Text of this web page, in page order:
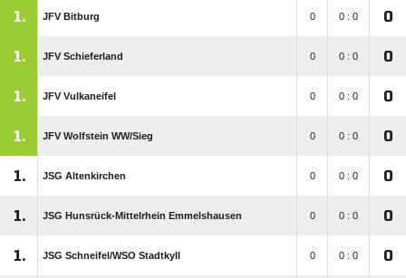
1. JFV Bitburg 0 0 : 0 0
1. JFV Schieferland 0 0 : 0 0
1. JFV Vulkaneifel 0 0 : 0 0
1. JFV Wolfstein WW/​Sieg 0 0 : 0 0
1. JSG Altenkirchen 0 0 : 0 0
1. JSG Hunsrück-Mittelrhein Emmelshausen 0 0 : 0 0
1. JSG Schneifel/​WSO Stadtkyll 0 0 : 0 0